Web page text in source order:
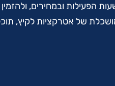
הפעילות ובמחירים,
של אטרקציות לקיץ,